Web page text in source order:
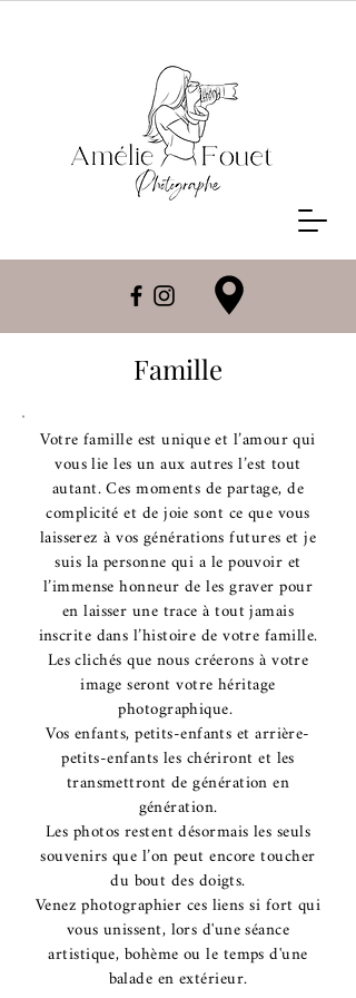
Famille
Votre famille est unique et l’amour qui
vous lie les un aux autres l’est tout
autant. Ces moments de partage, de
complicité et de joie sont ce que vous
laisserez à vos générations futures et je
suis la personne qui a le pouvoir et
l’immense honneur de les graver pour
en laisser une trace à tout jamais
inscrite dans l’histoire de votre famille.
Les clichés que nous créerons à votre
image seront votre héritage
photographique.
Vos enfants, petits-enfants et arrière-
petits-enfants les chériront et les
transmettront de génération en
génération.
Les photos restent désormais les seuls
souvenirs que l’on peut encore toucher
du bout des doigts.
Venez photographier ces liens si fort qui
vous unissent, lors d'une séance
artistique, bohème ou le temps d'une
balade en extérieur.